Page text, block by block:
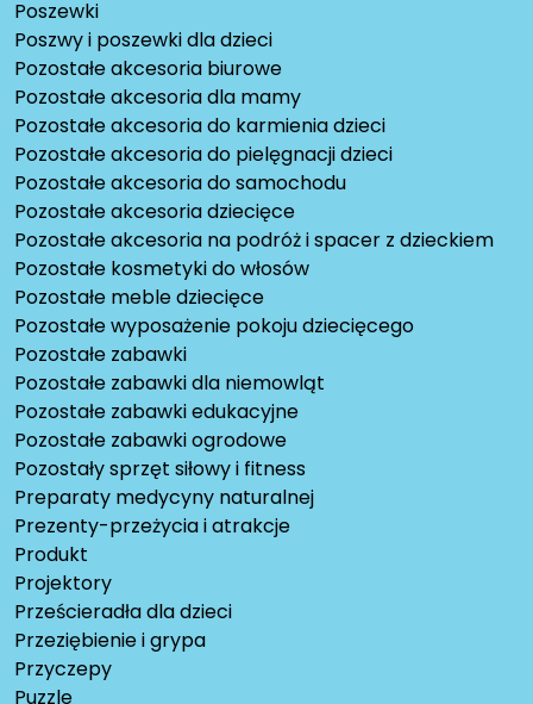
Poszewki
Poszwy i poszewki dla dzieci
Pozostałe akcesoria biurowe
Pozostałe akcesoria dla mamy
Pozostałe akcesoria do karmienia dzieci
Pozostałe akcesoria do pielęgnacji dzieci
Pozostałe akcesoria do samochodu
Pozostałe akcesoria dziecięce
Pozostałe akcesoria na podróż i spacer z dzieckiem
Pozostałe kosmetyki do włosów
Pozostałe meble dziecięce
Pozostałe wyposażenie pokoju dziecięcego
Pozostałe zabawki
Pozostałe zabawki dla niemowląt
Pozostałe zabawki edukacyjne
Pozostałe zabawki ogrodowe
Pozostały sprzęt siłowy i fitness
Preparaty medycyny naturalnej
Prezenty-przeżycia i atrakcje
Produkt
Projektory
Prześcieradła dla dzieci
Przeziębienie i grypa
Przyczepy
Puzzle